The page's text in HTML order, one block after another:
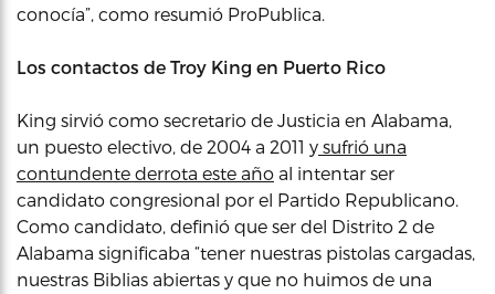
conocía”, como resumió ProPublica.
Los contactos de Troy King en Puerto Rico
King sirvió como secretario de Justicia en Alabama,
un puesto electivo, de 2004 a 2011 y sufrió una
contundente derrota este año al intentar ser
candidato congresional por el Partido Republicano.
Como candidato, definió que ser del Distrito 2 de
Alabama significaba “tener nuestras pistolas cargadas,
nuestras Biblias abiertas y que no huimos de una